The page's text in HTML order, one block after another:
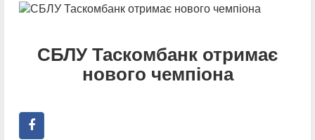
СБЛУ Таскомбанк отримає
нового чемпіона